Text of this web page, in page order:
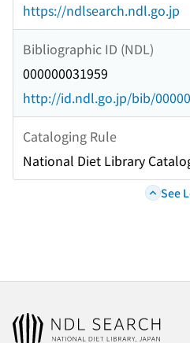
https://ndlsearch.ndl.go.jp
Bibliographic ID (NDL)
000000031959
http://id.ndl.go.jp/bib/
Cataloging Rule
National Diet Library
See